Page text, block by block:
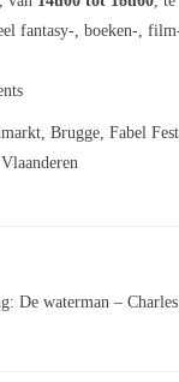
fantasy-, boeken-,
, Brugge, Fabel
Vlaanderen
De waterman –